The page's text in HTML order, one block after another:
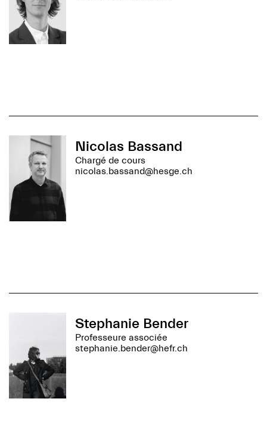
Nicolas Bassand
Chargé de cours
nicolas.bassand@hesge.ch
Stephanie Bender
Professeure associée
stephanie.bender@hefr.ch